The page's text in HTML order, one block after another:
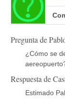
Pregunta de
¿Cómo se
Respuesta de
Estimado